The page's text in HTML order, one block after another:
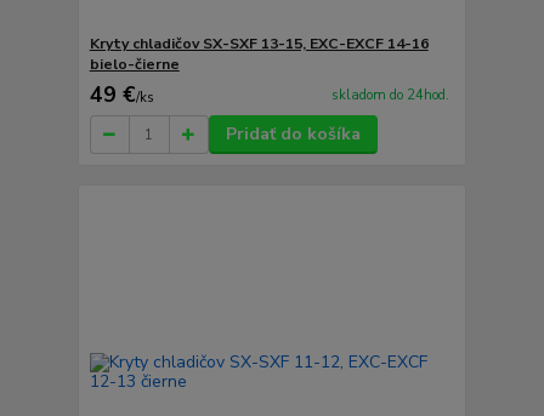
Kryty chladičov SX-SXF 13-15, EXC-EXCF 14-16
bielo-čierne
49 €/ks skladom do 24hod.
Pridať do košíka